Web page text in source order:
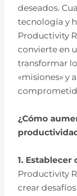
deseados.
tecnología y
Productivity
convierte en
transformar
«misiones» y
¿Cómo
1. Establecer
Productivity
crear